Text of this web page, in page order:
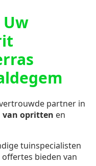
partner in
van opritten en
tuinspecialisten
bieden van